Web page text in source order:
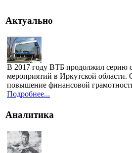
Актуально
В 2017 году ВТБ продолжил серию
мероприятий в Иркутской
повышение финансовой
Подробнее...
Аналитика